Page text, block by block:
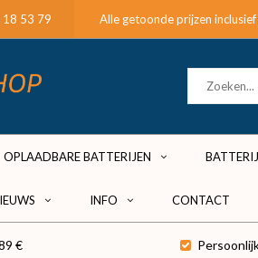
53 79 Alle getoonde prijzen
OPLAADBARE BATTERIJEN
INFO CONTACT
€